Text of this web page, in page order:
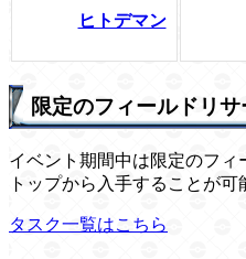
ヒトデマン
限定のフィールドリ
イベント期間中は限定のフ
トップから入手することが可
タスク一覧はこちら